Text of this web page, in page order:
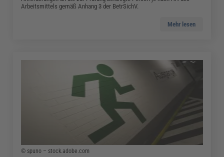
Arbeitsmittels gemäß Anhang 3 der BetrSichV.
Mehr lesen
© spuno – stock.adobe.com